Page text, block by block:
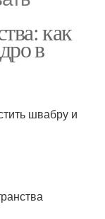
как
в
швабру и